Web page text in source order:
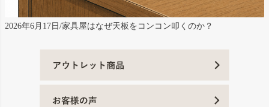
2026年6月17日/家具屋はなぜ天板をコンコン叩くのか？